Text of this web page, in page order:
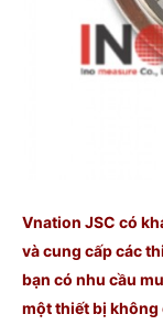
Vnation JSC có
và cung cấp các
bạn có nhu cầu
một thiết bị không